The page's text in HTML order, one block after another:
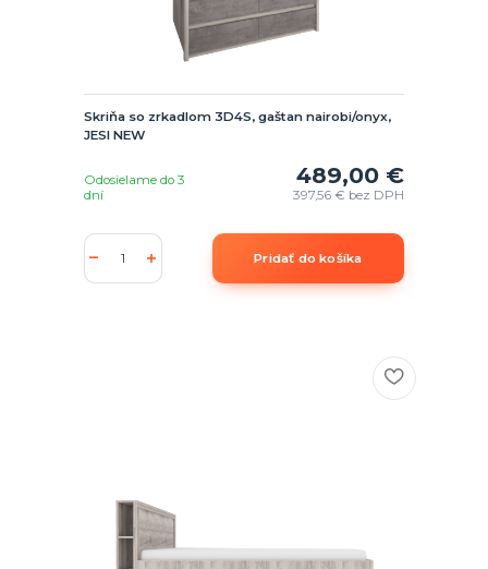
Skriňa so zrkadlom 3D4S, gaštan nairobi/onyx,
JESI NEW
489,00 €
397,56 € bez DPH
Odosielame do 3
dní
Pridať do košíka